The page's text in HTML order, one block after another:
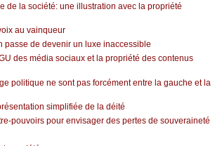
de la société: une illustration avec la propriété
au vainqueur
passe de devenir un luxe inaccessible
des média sociaux et la propriété des contenus
politique ne sont pas forcément entre la gauche et la
simplifiée de la déité
pouvoirs pour envisager des pertes de souveraineté